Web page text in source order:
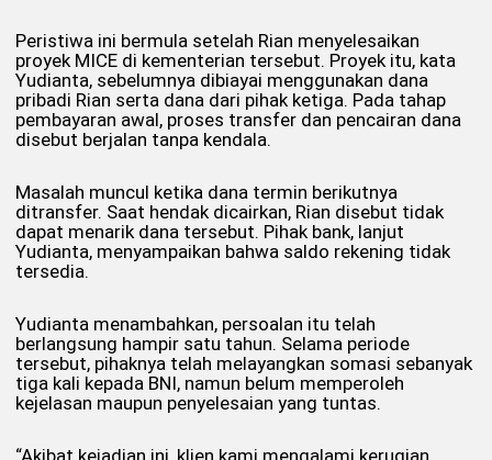
Peristiwa ini bermula setelah Rian menyelesaikan
proyek MICE di kementerian tersebut. Proyek itu, kata
Yudianta, sebelumnya dibiayai menggunakan dana
pribadi Rian serta dana dari pihak ketiga. Pada tahap
pembayaran awal, proses transfer dan pencairan dana
disebut berjalan tanpa kendala.
Masalah muncul ketika dana termin berikutnya
ditransfer. Saat hendak dicairkan, Rian disebut tidak
dapat menarik dana tersebut. Pihak bank, lanjut
Yudianta, menyampaikan bahwa saldo rekening tidak
tersedia.
Yudianta menambahkan, persoalan itu telah
berlangsung hampir satu tahun. Selama periode
tersebut, pihaknya telah melayangkan somasi sebanyak
tiga kali kepada BNI, namun belum memperoleh
kejelasan maupun penyelesaian yang tuntas.
“Akibat kejadian ini, klien kami mengalami kerugian